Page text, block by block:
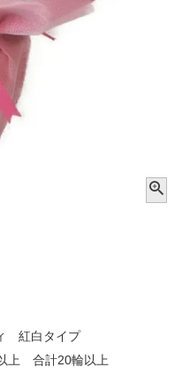
紅白タイプ
上 合計20輪以上